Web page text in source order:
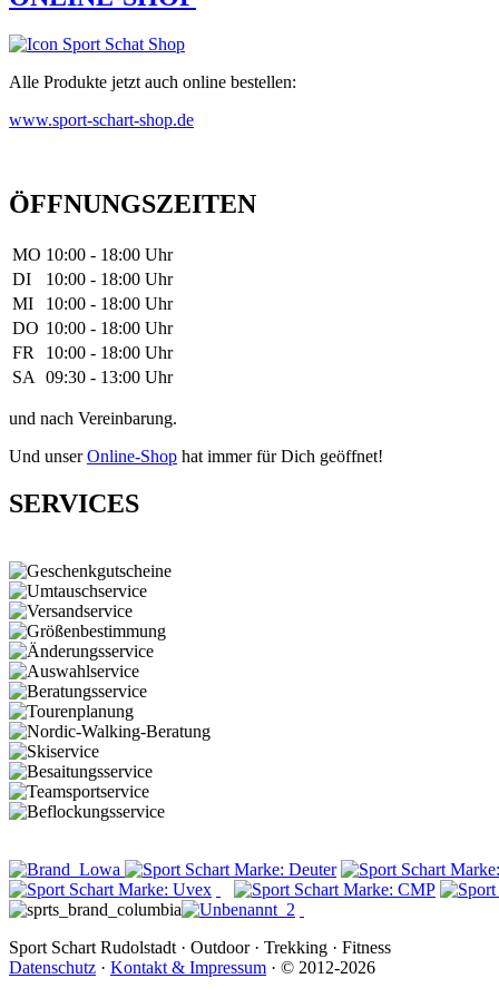
Alle Produkte jetzt auch online bestellen:
www.sport-schart-shop.de
ÖFFNUNGSZEITEN
MO 10:00 - 18:00 Uhr
DI
10:00 - 18:00 Uhr
MI
10:00 - 18:00 Uhr
DO 10:00 - 18:00 Uhr
FR
10:00 - 18:00 Uhr
SA
09:30 - 13:00 Uhr
und nach Vereinbarung.
Und unserOnline-Shop hat immer für Dich geöffnet!
SERVICES
Sport Schart Rudolstadt · Outdoor · Trekking · Fitness
Datenschutz · Kontakt & Impressum · © 2012-2026